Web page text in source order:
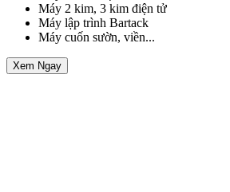
Máy 2 kim, 3 kim điện tử
Máy lập trình Bartack
Máy cuốn sườn, viền...
Xem Ngay